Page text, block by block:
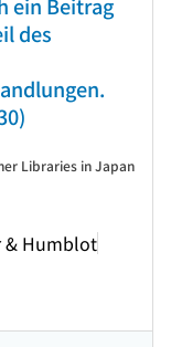
des
& Humblot
Libraries in Japan